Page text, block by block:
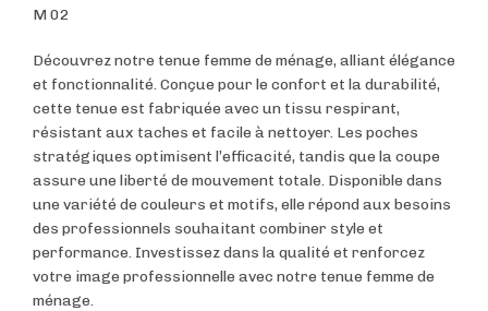
M 02
Découvrez notre tenue femme de ménage, alliant élégance
et fonctionnalité. Conçue pour le confort et la durabilité,
cette tenue est fabriquée avec un tissu respirant,
résistant aux taches et facile à nettoyer. Les poches
stratégiques optimisent l’efficacité, tandis que la coupe
assure une liberté de mouvement totale. Disponible dans
une variété de couleurs et motifs, elle répond aux besoins
des professionnels souhaitant combiner style et
performance. Investissez dans la qualité et renforcez
votre image professionnelle avec notre tenue femme de
ménage.